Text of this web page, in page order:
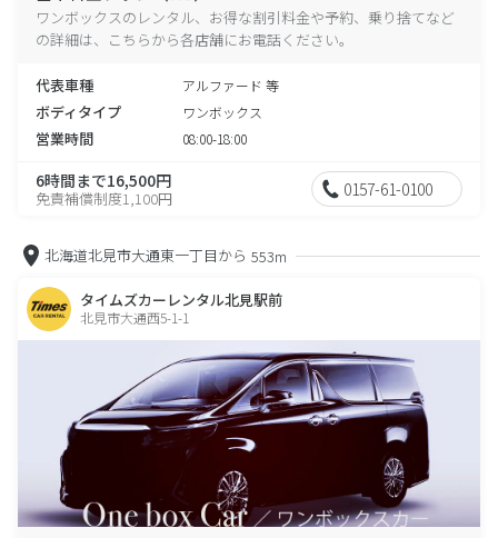
ワンボックスのレンタル、お得な割引料金や予約、乗り捨てなど
の詳細は、こちらから各店舗にお電話ください。
代表車種 アルファード 等
ボディタイプ ワンボックス
営業時間 08:00-18:00
6時間まで16,500円
免責補償制度1,100円 0157-61-0100
北海道北見市大通東一丁目から 553m
タイムズカーレンタル北見駅前
北見市大通西5-1-1